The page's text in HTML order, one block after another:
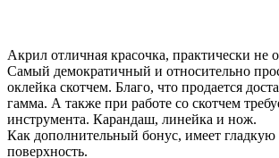
Акрил отличная красочка, практически не
Самый демократичный и относительно
оклейка скотчем. Благо, что продается
гамма. А также при работе со скотчем
инструмента. Карандаш, линейка и нож.
Как дополнительный бонус, имеет
поверхность.